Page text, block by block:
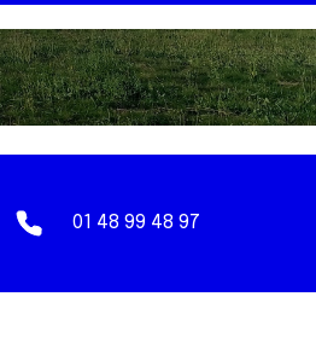
01 48 99 48 97